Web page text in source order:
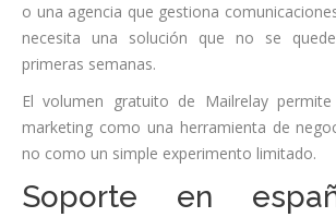
o una agencia que gestiona
necesita una solución que no se
primeras semanas.
El volumen gratuito de Mailrelay
marketing como una herramienta de
no como un simple experimento limitado.
Soporte en